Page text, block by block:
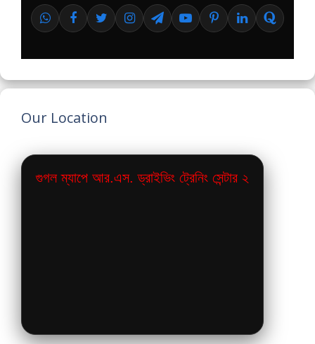
Our Location
গুগল ম্যাপে আর.এস. ড্রাইভিং ট্রেনিং সেন্টার ২